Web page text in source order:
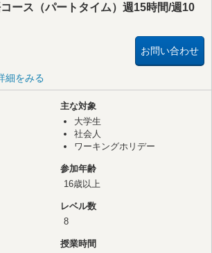
ース（パートタイム）週15時間/週10
お問い合わせ
細をみる
主な対象
大学生
社会人
ワーキングホリデー
参加年齢
16歳以上
レベル数
8
授業時間